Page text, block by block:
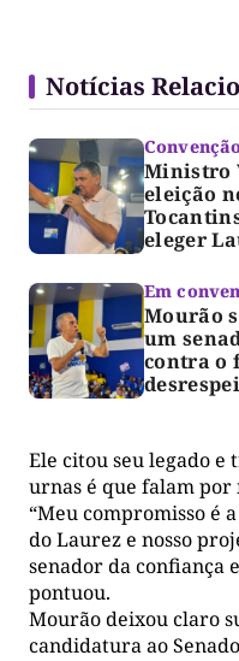
Notícias
Ministro
eleição
eleger
Em
Mourão
um
contra o
Ele citou seu legado e
urnas é que falam por
“Meu compromisso é
do Laurez e nosso
senador da confiança
pontuou.
Mourão deixou claro
candidatura ao